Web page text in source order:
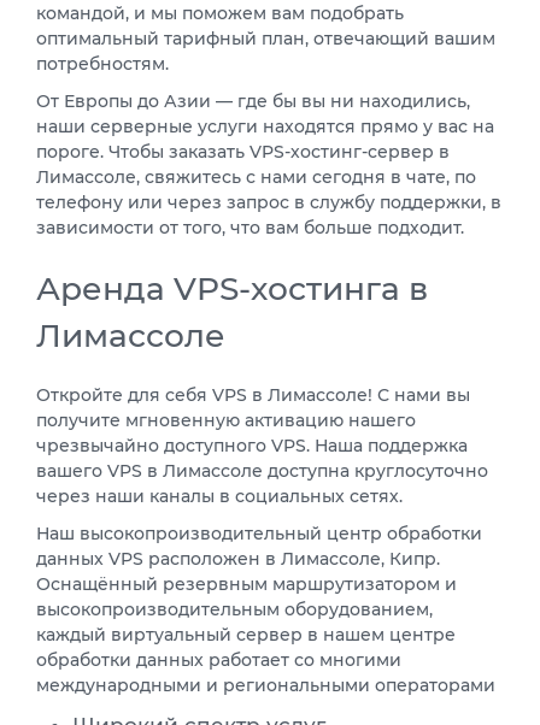
командой, и мы поможем вам подобрать
оптимальный тарифный план, отвечающий вашим
потребностям.
От Европы до Азии — где бы вы ни находились,
наши серверные услуги находятся прямо у вас на
пороге. Чтобы заказать VPS-хостинг-сервер в
Лимассоле, свяжитесь с нами сегодня в чате, по
телефону или через запрос в службу поддержки, в
зависимости от того, что вам больше подходит.
Аренда VPS-хостинга в
Лимассоле
Откройте для себя VPS в Лимассоле! С нами вы
получите мгновенную активацию нашего
чрезвычайно доступного VPS. Наша поддержка
вашего VPS в Лимассоле доступна круглосуточно
через наши каналы в социальных сетях.
Наш высокопроизводительный центр обработки
данных VPS расположен в Лимассоле, Кипр.
Оснащённый резервным маршрутизатором и
высокопроизводительным оборудованием,
каждый виртуальный сервер в нашем центре
обработки данных работает со многими
международными и региональными операторами